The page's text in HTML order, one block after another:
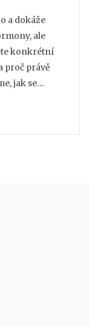
a dokáže
ale
konkrétní
proč právě
jak se
v životním